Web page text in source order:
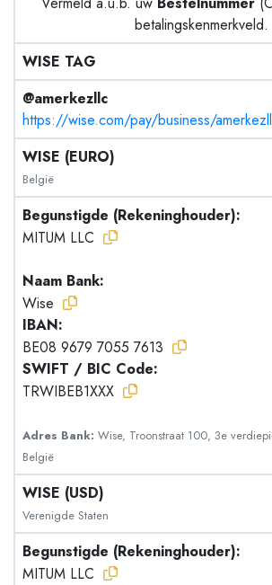
betalingskenmerkveld.
WISE TAG
@amerkezllc
https://wise.com/pay/business/
WISE (EURO)
België
Begunstigde (Rekeninghouder):
MITUM LLC
Naam Bank:
Wise
IBAN:
BE08 9679 7055 7613
SWIFT / BIC Code:
TRWIBEB1XXX
Adres Bank: Wise, Troonstraat 100, 3e
België
WISE (USD)
Verenigde Staten
Begunstigde (Rekeninghouder):
MITUM LLC